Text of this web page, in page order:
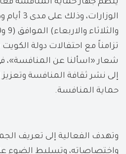
ينظم جهاز حماية المنافسة
تزامناً مع احتفالات دولة الكويت
شعار «اسألنا عن المنافسة»،
إلى نشر ثقافة المنافسة وتعزيز
حماية المنافسة.
وتهدف الفعالية إلى تعريف
واختصاصاته، وتسليط الضوء